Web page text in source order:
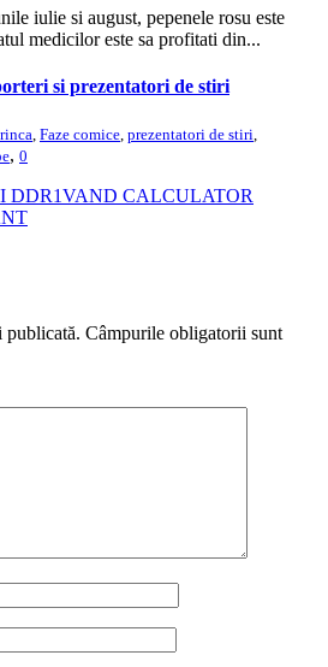
iulie si august, pepenele rosu este
medicilor este sa profitati din...
si prezentatori de stiri
, Faze comice, prezentatori de stiri,
, 0
DDR1VAND CALCULATOR
publicată. Câmpurile obligatorii sunt